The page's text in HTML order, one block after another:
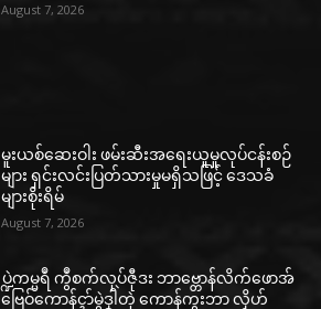
August 7, 2026
မူးယစ်ဆေးဝါး ဖမ်းဆီးအရေးယူမှုလုပ်ငန်းစဉ်
များ ရှင်းလင်းပြတ်သားမှုမရှိသဖြင့် ဒေသခံ
များစိုးရိမ်
August 7, 2026
ပ္ဍဲကမ္မရဳ ကွဳစက်လုပ်ဇီုဒး ဘာဗ္တောန်လိက်ဖောအ်
ဗြေဝ်ကောန်ၚာ်မွဲဒၞါဲတုဲ ကောန်ကွးဘာ လၟိဟ်